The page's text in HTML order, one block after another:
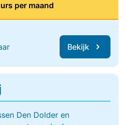
per maand
Bekijk
Den Dolder en